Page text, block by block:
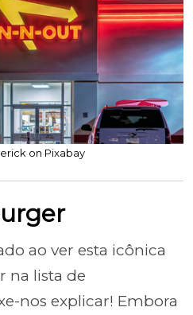
on Pixabay
ao ver esta icônica
na lista de
nos explicar! Embora